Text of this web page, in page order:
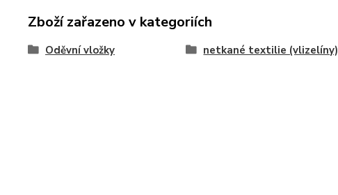
Zboží zařazeno v kategoriích
Oděvní vložky netkané textilie (vlizelíny)